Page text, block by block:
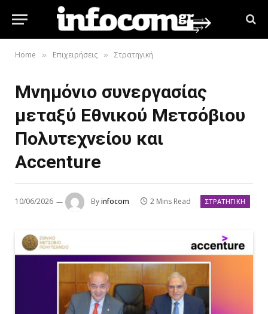
Home » Επιχειρήσεις » Στρατηγική
Μνημόνιο συνεργασίας
μεταξύ Εθνικού Μετσόβιου
Πολυτεχνείου και
Accenture
10/06/2026 Byinfocom 2 Mins Read ΣΤΡΑΤΗΓΙΚΉ